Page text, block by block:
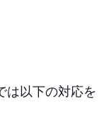
は以下の対応を